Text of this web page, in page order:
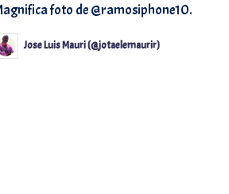
foto de @ramosiphone10.
Jose Luis Mauri (@jotaelemaurir)